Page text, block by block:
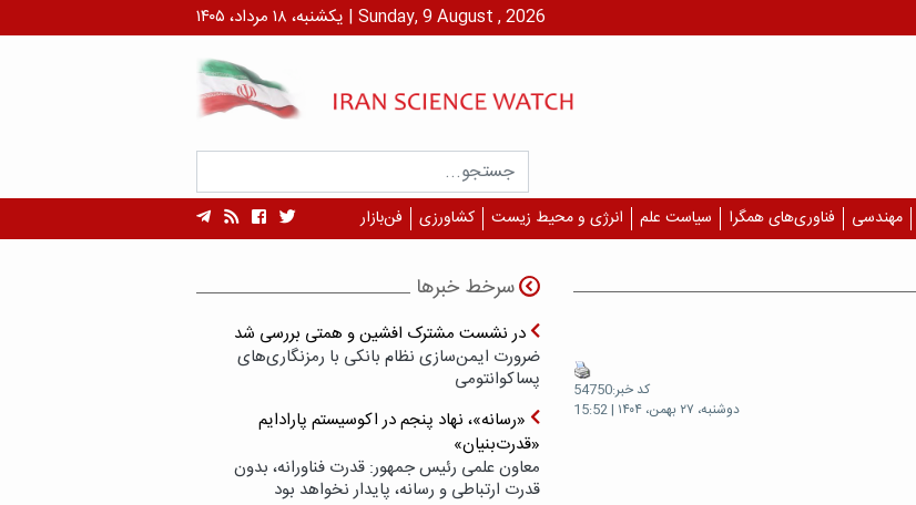
یکشنبه، ۱۸ مرداد، ۱۴۰۵ | Sunday, 9 August , 2026
مهندسی فناوری‌های همگرا سیاست علم انرژی و محیط زیست کشاورزی فن‌بازار
کد خبر:54750
دوشنبه، ۲۷ بهمن، ۱۴۰۴ | 15:52
سرخط خبرها
در نشست مشترک افشین و همتی بررسی شد
ضرورت ایمن‌سازی نظام بانکی با رمزنگاری‌های
پسا‌کوانتومی
«رسانه»، نهاد پنجم در اکوسیستم پارادایم
«قدرت‌بنیان»
معاون علمی رئیس جمهور: قدرت فناورانه، بدون
قدرت ارتباطی و رسانه، پایدار نخواهد بود